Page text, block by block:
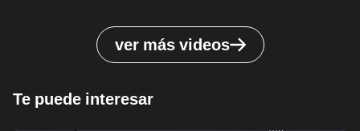
ver más videos
Te puede interesar